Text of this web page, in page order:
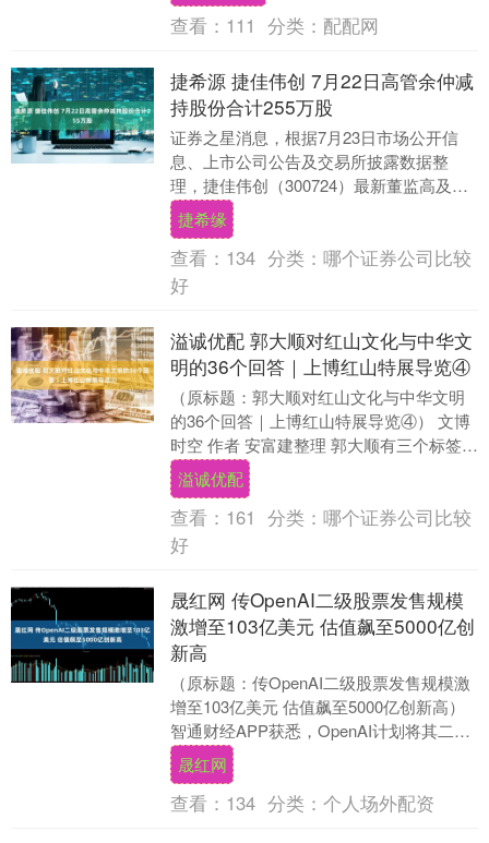
查看： 111 分类： 配配网
捷希源 捷佳伟创 7月22日高管余仲减
持股份合计255万股
证券之星消息，根据7月23日市场公开信
息、上市公司公告及交易所披露数据整
理，捷佳伟创（300724）最新董监高及相
关人员股份变动情况：2025年7月22日公司
董....
捷希缘
查看： 134 分类： 哪个证券公司比较
好
溢诚优配 郭大顺对红山文化与中华文
明的36个回答｜上博红山特展导览④
（原标题：郭大顺对红山文化与中华文明
的36个回答｜上博红山特展导览④） 文博
时空 作者 安富建整理 郭大顺有三个标签：
红山文化第一人、苏秉琦弟子、河北宣化
人。....
溢诚优配
查看： 161 分类： 哪个证券公司比较
好
晟红网 传OpenAI二级股票发售规模
激增至103亿美元 估值飙至5000亿创
新高
（原标题：传OpenAI二级股票发售规模激
增至103亿美元 估值飙至5000亿创新高）
智通财经APP获悉，OpenAI计划将其二级
股票发售规模扩大超40亿美元....
晟红网
查看： 134 分类： 个人场外配资